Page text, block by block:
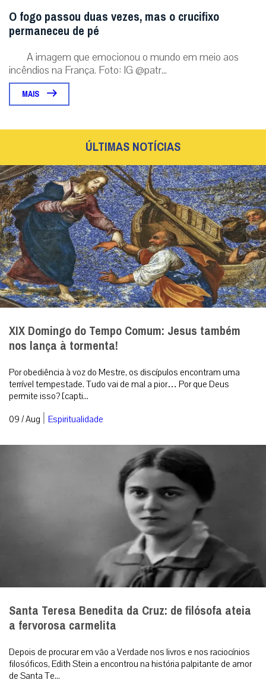
O fogo passou duas vezes, mas o crucifixo
permaneceu de pé
A imagem que emocionou o mundo em meio aos
incêndios na França. Foto: IG @patr...
MAIS
ÚLTIMAS NOTÍCIAS
XIX Domingo do Tempo Comum: Jesus também
nos lança à tormenta!
Por obediência à voz do Mestre, os discípulos encontram uma
terrível tempestade. Tudo vai de mal a pior… Por que Deus
permite isso? [capti...
09 / Aug | Espiritualidade
Santa Teresa Benedita da Cruz: de filósofa ateia
a fervorosa carmelita
Depois de procurar em vão a Verdade nos livros e nos raciocínios
filosóficos, Edith Stein a encontrou na história palpitante de amor
de Santa Te...